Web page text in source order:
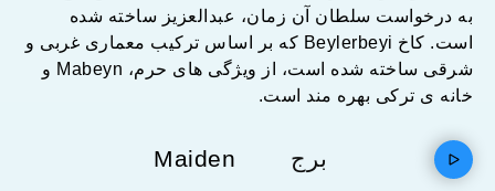
به درخواست سلطان آن زمان، عبدالعزیز ساخته شده
است. کاخ Beylerbeyi که بر اساس ترکیب معماری غربی و
شرقی ساخته شده است، از ویژگی های حرم، Mabeyn و
خانه ی ترکی بهره مند است.
برج Maiden